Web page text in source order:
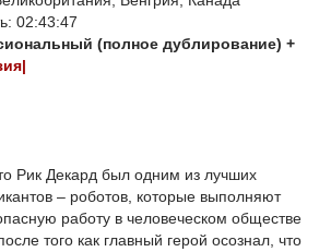
02:43:47
(полное дублирование) +
Рик Декард был одним из лучших
– роботов, которые выполняют
работу в человеческом обществе
того как главный герой осознал, что